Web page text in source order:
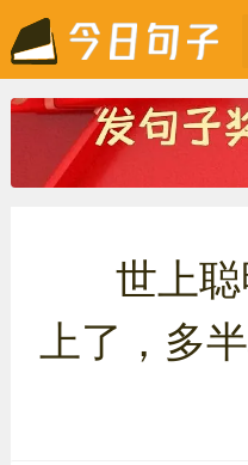
世上
上了，多